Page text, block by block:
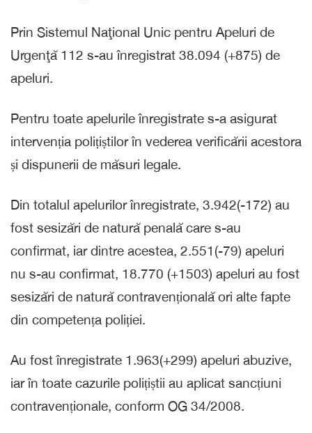
Prin Sistemul Naţional Unic pentru Apeluri de
Urgenţă 112 s-au înregistrat 38.094 (+875) de
apeluri.
Pentru toate apelurile înregistrate s-a asigurat
intervenția polițiștilor în vederea verificării acestora
și dispunerii de măsuri legale.
Din totalul apelurilor înregistrate, 3.942(-172) au
fost sesizări de natură penală care s-au
confirmat, iar dintre acestea, 2.551(-79) apeluri
nu s-au confirmat, 18.770 (+1503) apeluri au fost
sesizări de natură contravențională ori alte fapte
din competența poliției.
Au fost înregistrate 1.963(+299) apeluri abuzive,
iar în toate cazurile polițiștii au aplicat sancțiuni
contravenționale, conform OG 34/2008.